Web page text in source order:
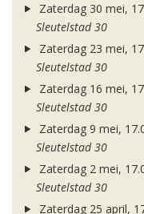
Zaterdag 30 mei,
Sleutelstad 30
Zaterdag 23 mei,
Sleutelstad 30
Zaterdag 16 mei,
Sleutelstad 30
Zaterdag 9 mei,
Sleutelstad 30
Zaterdag 2 mei,
Sleutelstad 30
Zaterdag 25 april,